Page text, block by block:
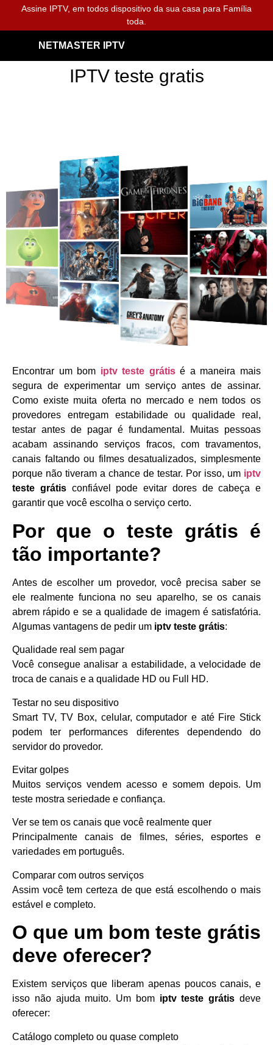
Assine IPTV, em todos dispositivo da sua casa para Família
toda.
NETMASTER IPTV
IPTV teste gratis
Encontrar um bom iptv teste grátis é a maneira mais
segura de experimentar um serviço antes de assinar.
Como existe muita oferta no mercado e nem todos os
provedores entregam estabilidade ou qualidade real,
testar antes de pagar é fundamental. Muitas pessoas
acabam assinando serviços fracos, com travamentos,
canais faltando ou filmes desatualizados, simplesmente
porque não tiveram a chance de testar. Por isso, um iptv
teste grátisconfiável pode evitar dores de cabeça e
garantir que você escolha o serviço certo.
Por que o teste grátis é
tão importante?
Antes de escolher um provedor, você precisa saber se
ele realmente funciona no seu aparelho, se os canais
abrem rápido e se a qualidade de imagem é satisfatória.
Algumas vantagens de pedir um iptv teste grátis:
Qualidade real sem pagar
Você consegue analisar a estabilidade, a velocidade de
troca de canais e a qualidade HD ou Full HD.
Testar no seu dispositivo
Smart TV, TV Box, celular, computador e até Fire Stick
podem ter performances diferentes dependendo do
servidor do provedor.
Evitar golpes
Muitos serviços vendem acesso e somem depois. Um
teste mostra seriedade e confiança.
Ver se tem os canais que você realmente quer
Principalmente canais de filmes, séries, esportes e
variedades em português.
Comparar com outros serviços
Assim você tem certeza de que está escolhendo o mais
estável e completo.
O que um bom teste grátis
deve oferecer?
Existem serviços que liberam apenas poucos canais, e
isso não ajuda muito. Um bom iptv teste grátis deve
oferecer:
Catálogo completo ou quase completo